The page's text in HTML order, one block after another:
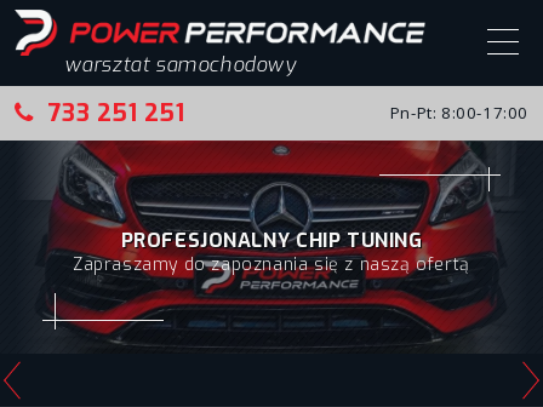
warsztat samochodowy
733 251 251 Pn-Pt: 8:00-17:00
Start
Chip tuning
Chip tuning – realizacje
Alfa Romeo
PROFESJONALNY CHIP TUNING
Zapraszamy do zapoznania się z naszą ofertą